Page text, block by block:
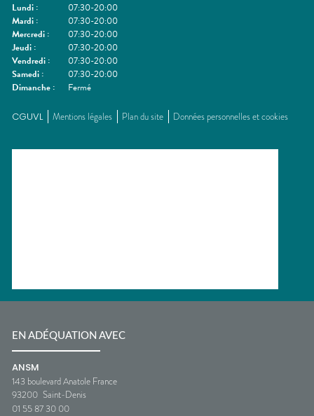
Lundi :
07:30-20:00
Mardi :
07:30-20:00
Mercredi :
07:30-20:00
Jeudi :
07:30-20:00
Vendredi :
07:30-20:00
Samedi :
07:30-20:00
Dimanche : Fermé
CGUVL Mentions légales Plan du site Données personnelles et cookies
EN ADÉQUATION AVEC
ANSM
143 boulevard Anatole France
93200 Saint-Denis
01 55 87 30 00